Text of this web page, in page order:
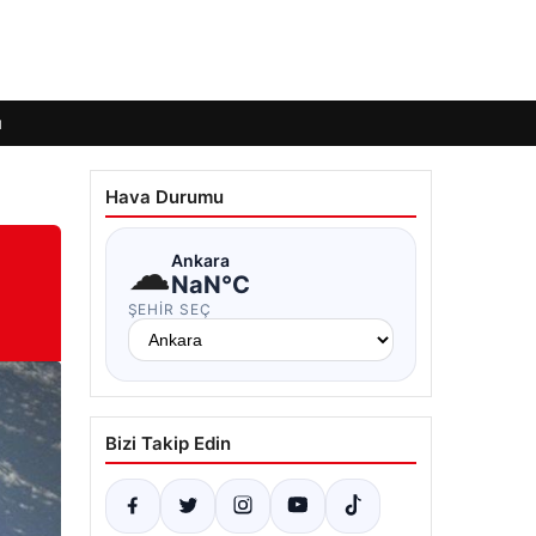
Hava Durumu
☁Ankara
NaN°C
ŞEHIR SEÇ
Bizi Takip Edin